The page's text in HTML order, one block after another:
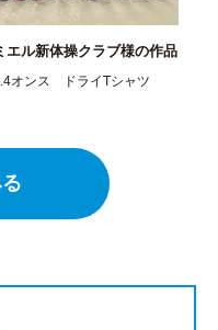
エル新体操クラブ様の作品
オンス ドライTシャツ